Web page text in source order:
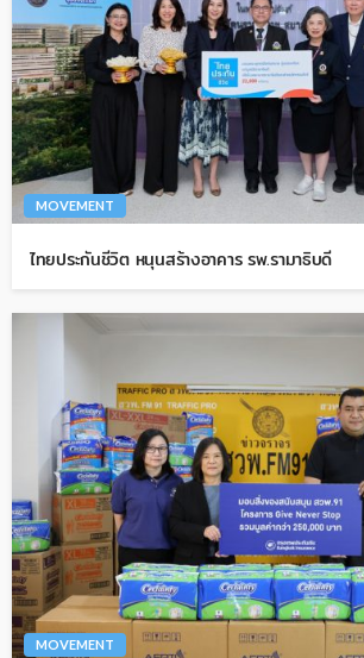
MOVEMENT
ไทยประกันชีวิต หนุนสร้างอาคาร รพ.รามาธิบดี
MOVEMENT